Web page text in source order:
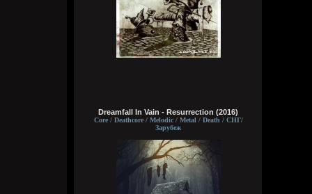
typical crabs
Вчера в 18:03:33
вот шок и оксимирон ахуееный батл.
Вчера в 18:00:43
а видосы то остались
Вчера в 17:59:12
Ну лежит, то и упало
Dreamfall In Vain - Resurrection (2016)
Core / Deathcore / Melodic / Metal / Death / СНГ/
Зарубеж